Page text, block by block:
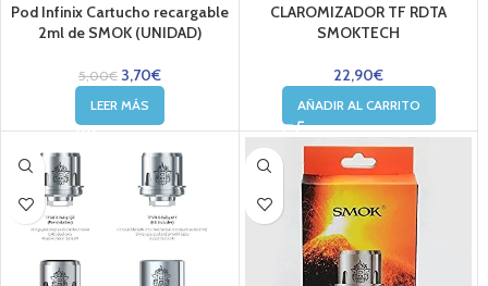
Pod Infinix Cartucho recargable
2ml de SMOK (UNIDAD)
5,00€ 3,70€
LEER MÁS
CLAROMIZADOR TF RDTA
SMOKTECH
22,90€
AÑADIR AL CARRITO